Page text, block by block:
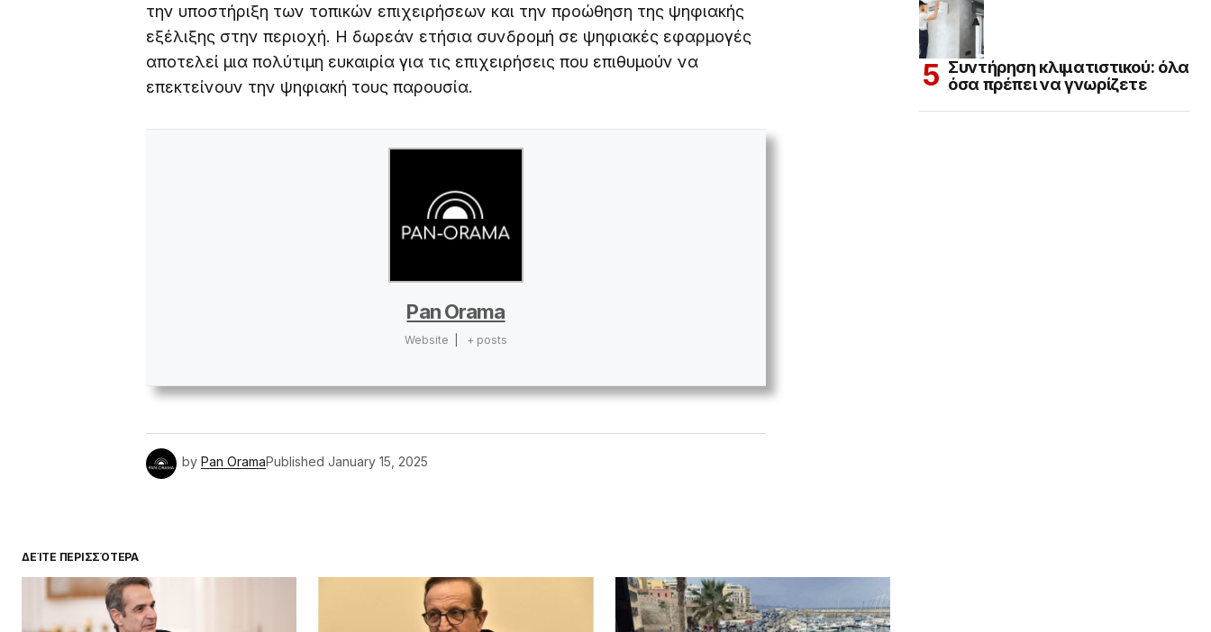
την υποστήριξη των τοπικών επιχειρήσεων και την προώθηση της ψηφιακής
εξέλιξης στην περιοχή. Η δωρεάν ετήσια συνδρομή σε ψηφιακές εφαρμογές
αποτελεί μια πολύτιμη ευκαιρία για τις επιχειρήσεις που επιθυμούν να
επεκτείνουν την ψηφιακή τους παρουσία.
Pan Orama
Website + posts
by Pan OramaPublished January 15, 2025
ΔΕΊΤΕ ΠΕΡΙΣΣΌΤΕΡΑ
Συντήρηση κλιματιστικού: όλα
όσα πρέπει να γνωρίζετε